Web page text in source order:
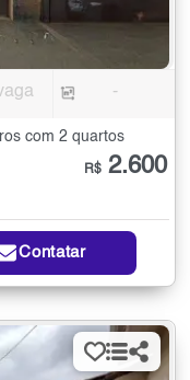
-
com 2 quartos
R$ 2.600
Contatar